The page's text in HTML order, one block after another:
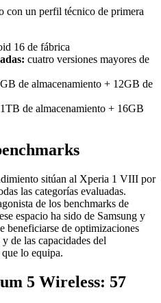
un perfil técnico de primera
16 de fábrica
cuatro versiones mayores de
de almacenamiento + 12GB de
1TB de almacenamiento + 16GB
sitúan al Xperia 1 VIII por
las categorías evaluadas.
de los benchmarks de
espacio ha sido de Samsung y
de optimizaciones
de las capacidades del
lo equipa.
5 Wireless: 57